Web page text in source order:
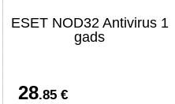
ESET NOD32 Antivirus 1
gads
28.85 €